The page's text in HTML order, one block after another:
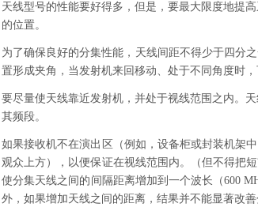
天线型号的性能要好得多，但是，要最大限度地提
的位置。
为了确保良好的分集性能，天线间距不得少于四分
置形成夹角，当发射机来回移动、处于不同角度时，
要尽量使天线靠近发射机，并处于视线范围之内。
其频段。
如果接收机不在演出区（例如，设备柜或封装机架
观众上方），以便保证在视线范围内。（但不得把
使分集天线之间的间隔距离增加到一个波长（600
外，如果增加天线之间的距离，结果并不能显著改